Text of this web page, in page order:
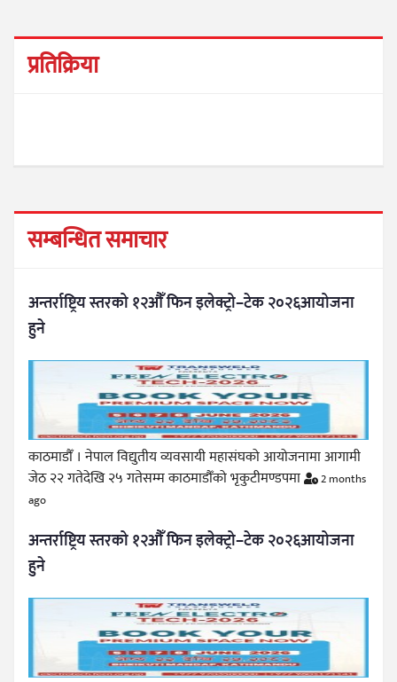
प्रतिक्रिया
सम्बन्धित समाचार
अन्तर्राष्ट्रिय स्तरको १२औँ फिन इलेक्ट्रो–टेक २०२६आयोजना
हुने
काठमाडौँ । नेपाल विद्युतीय व्यवसायी महासंघको आयोजनामा आगामी
जेठ २२ गतेदेखि २५ गतेसम्म काठमाडौँको भृकुटीमण्डपमा
2 months
ago
अन्तर्राष्ट्रिय स्तरको १२औँ फिन इलेक्ट्रो–टेक २०२६आयोजना
हुने